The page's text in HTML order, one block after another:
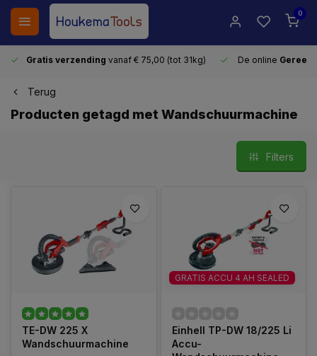
0
Gratis verzending vanaf € 75,00 (tot 31kg) De online
Terug
Producten getagd met Wandschuurmachine
Filters
TE-DW 225 X
Wandschuurmachine
GRATIS ACCU 4 AH SEALED
Einhell TP-DW 18/225 Li
Accu-